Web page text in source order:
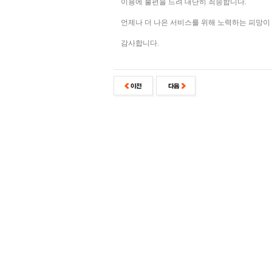
이용에 불편을 드려 대단히 죄송합니다.
언제나 더 나은 서비스를 위해 노력하는 피망이
감사합니다.